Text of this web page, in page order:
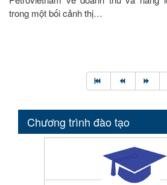
trong một bối cảnh thị…
Chương trình đào tạo